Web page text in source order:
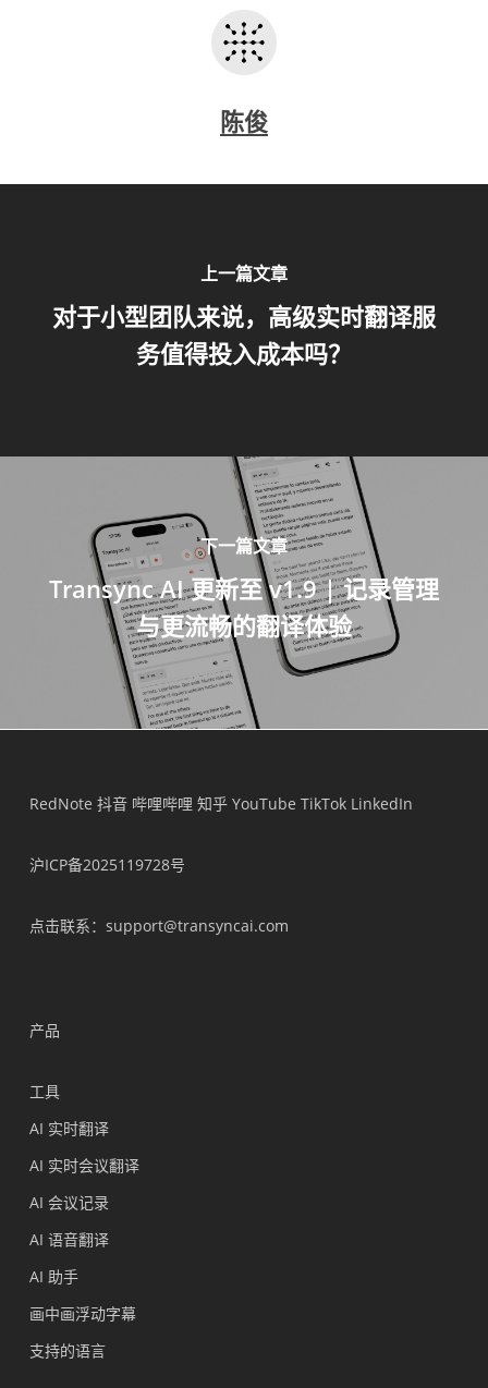
陈俊
上一篇文章
对于小型团队来说，高级实时翻译服
务值得投入成本吗？
下一篇文章
Transync AI 更新至 v1.9 | 记录管理
与更流畅的翻译体验
RedNote 抖音 哔哩哔哩 知乎 YouTube TikTok LinkedIn
沪ICP备2025119728号
点击联系：support@transyncai.com
产品
工具
AI 实时翻译
AI 实时会议翻译
AI 会议记录
AI 语音翻译
AI 助手
画中画浮动字幕
支持的语言